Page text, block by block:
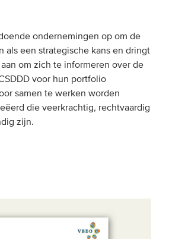
ondernemingen op om de
als een strategische kans en dringt
om zich te informeren over de
voor hun portfolio
samen te werken worden
die veerkrachtig, rechtvaardig
zijn.